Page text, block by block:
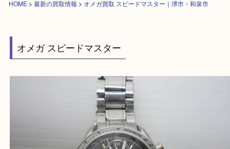
HOME
オメガ スピードマスター